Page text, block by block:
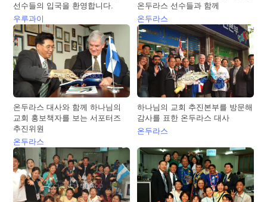
선수들의 입국을 환영합니다.
우루과이
온두라스 선수들과 함께
온두라스
온두라스 대사와 함께 하나님의
교회 홍보책자를 보는 서포터즈
추진위원
온두라스
하나님의 교회 추진본부를 방문해
감사를 표한 온두라스 대사
온두라스